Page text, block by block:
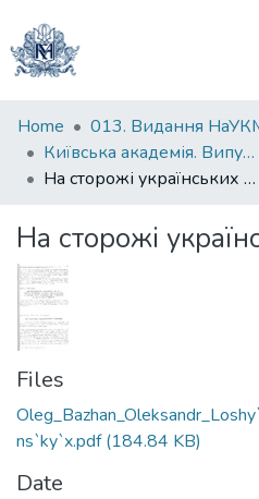
Communities
&
Collections
Statistics
Home 013. Видання
Київська академія. Випуск 004
На сторожі українських святинь
На сторожі
Files
ns`ky`x.pdf(184.84 KB)
Date